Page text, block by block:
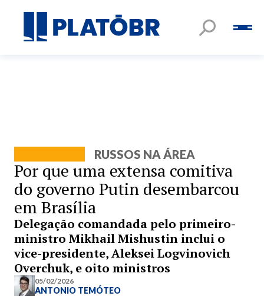
RUSSOS NA ÁREA
Por que uma extensa comitiva
do governo Putin desembarcou
em Brasília
Delegação comandada pelo primeiro-
ministro Mikhail Mishustin inclui o
vice-presidente, Aleksei Logvinovich
Overchuk, e oito ministros
05/02/2026
ANTONIO TEMÓTEO